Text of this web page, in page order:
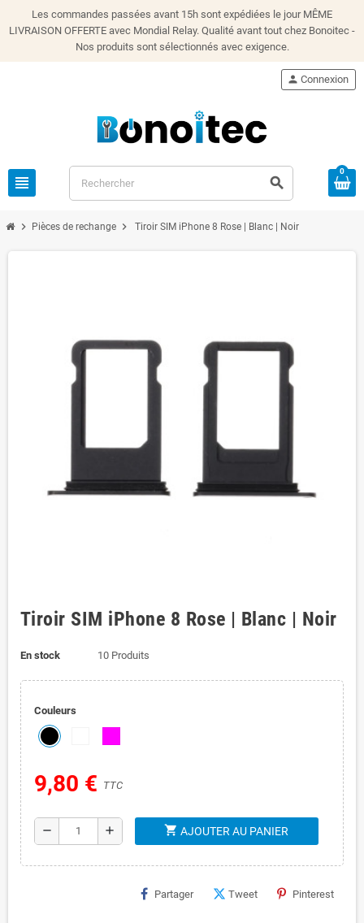
Les commandes passées avant 15h sont expédiées le jour MÊME
LIVRAISON OFFERTE avec Mondial Relay. Qualité avant tout chez Bonoitec -
Nos produits sont sélectionnés avec exigence.
view_headline search
person Connexion
0
chevron_right Pièces de rechange chevron_right Tiroir SIM iPhone 8 Rose | Blanc | Noir
Tiroir SIM iPhone 8 Rose | Blanc | Noir
En stock 10 Produits
Couleurs
9,80 € TTC
remove add shopping_cart AJOUTER AU PANIER
Partager Tweet Pinterest